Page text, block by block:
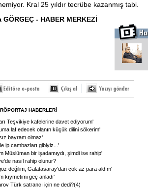
Kral 25 yıldır tecrübe kazanmış tabi.
GÖRGEÇ - HABER MERKEZİ
HABERLERİ
Teşvikiye kafelerine davet ediyorum'
laf edecek olanın küçük dilini sökerim'
bayram olmaz'
ip cambazları gibiyiz...'
Müslüman bir işadamıydı, şimdi ise rahip'
nasıl rahip olunur?
değilim, Galatasaray'dan çok az para aldım'
kıymetimi geç anladı'
Türk satrancı için ne dedi?(4)